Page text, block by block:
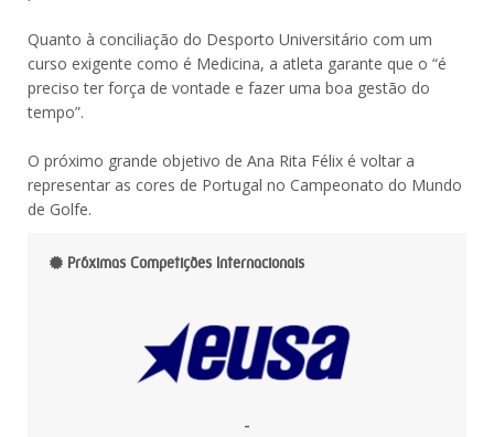
Quanto à conciliação do Desporto Universitário com um
curso exigente como é Medicina, a atleta garante que o “é
preciso ter força de vontade e fazer uma boa gestão do
tempo”.
O próximo grande objetivo de Ana Rita Félix é voltar a
representar as cores de Portugal no Campeonato do Mundo
de Golfe.
Próximas Competições Internacionais
-